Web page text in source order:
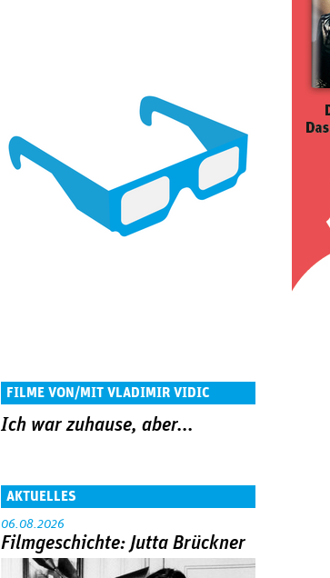
FILME VON/MIT VLADIMIR VIDIC
Ich war zuhause, aber...
AKTUELLES
06.08.2026
Filmgeschichte: Jutta Brückner